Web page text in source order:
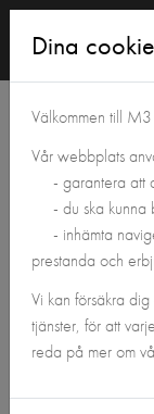
Dina
Välkommen till
Vår webbplats
- garantera att
- du ska kunna
- inhämta
prestanda och
Vi kan försäkra
tjänster, för att
reda på mer om